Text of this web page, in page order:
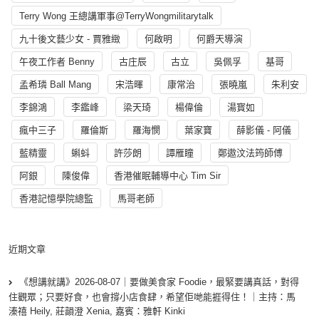
Terry Wong 王總講軍事@TerryWongmilitarytalk
九十後文藝少女 - 賈雅緻 何啟明 何爵天導演
午夜工作者 Benny 古庄辰 古立 吳佩孚 基哥
孟希璘 Ball Mang 宋浩暉 康常治 張曉嵐 朱利安
李錦鴻 李鑑峰 梁天琦 楊偉倫 湯寳如
瘋中三子 羅倫斯 羅海憫 葉家寶 薛影儀 - 阿儀
藍精靈 蝌蚪 許莎朗 譚雁瞳 鄭遨汶法筠師傅
阿銀 陳俊偉 香港催眠輔導中心 Tim Sir
香港記憶學院總監 馬哥老師
近期文章
《想講就講》2026-08-07｜要做美食家 Foodie，最緊要講真話，對得
住觀眾；只要好食，也會撐小店食肆，希望佢哋能捱得住！｜主持：馬
溱禧 Heily, 莊韻澄 Xenia, 嘉賓：雅軒 Kinki